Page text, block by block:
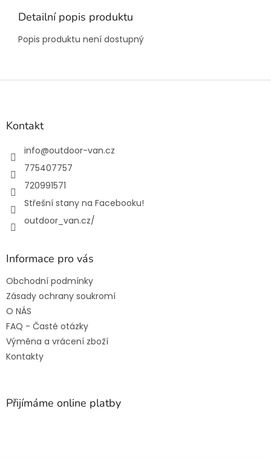
Detailní popis produktu
Popis produktu není dostupný
Z
Kontakt
info@outdoor-van.cz
775407757
720991571
Střešní stany na Facebooku!
outdoor_van.cz/
Informace pro vás
Obchodní podmínky
Zásady ochrany soukromí
O NÁS
FAQ - Časté otázky
Výměna a vrácení zboží
Kontakty
Přijímáme online platby